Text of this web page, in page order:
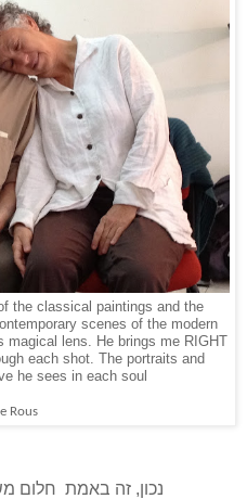
the classical paintings and the
scenes of the modern
magical lens. He brings me RIGHT
each shot. The portraits and
he sees in each soul
Rous
נכון, זה באמת חלום